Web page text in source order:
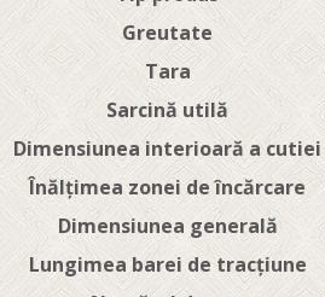
Greutate
Tara
Sarcină utilă
Dimensiunea interioară a cutiei
Înălțimea zonei de încărcare
Dimensiunea generală
Lungimea barei de tracțiune